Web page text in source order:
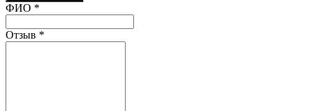
Ваш отзыв был отправлен!
ФИО *
Отзыв *